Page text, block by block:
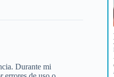
Durante mi